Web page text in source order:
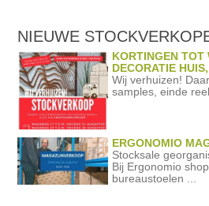
NIEUWE
KORTINGEN TOT
DECORATIE
Wij verhuizen!
samples, einde
ERGONOMIO
Stocksale
Bij Ergonomio
bureaustoelen ...